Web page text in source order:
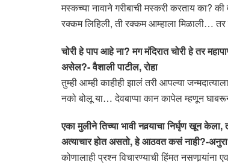
मस्कच्या नावाने गरीबाची मस्करी करताय का?
रक्कम लिहिली, ती रक्कम आम्हाला मिळाली…
चोरी हे पाप आहे ना? मग मंदिरात चोरी हे तर
असेल?- वैशाली पाटील, रोहा
तुम्ही आम्ही काहीही झालं तरी आपल्या
नको बोलू या… देवबाप्पा कान कापेल म्हणून
एका मुलीने तिच्या भावी नवर्‍याचा निर्घृण खून
अत्याचार होत असतो, हे आठवत कसं नाही?-
कोणालाही प्रश्न विचारण्याची हिंमत